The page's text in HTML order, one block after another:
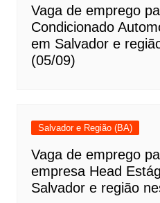
Vaga de emprego
Condicionado
em Salvador e
(05/09)
Salvador e Região (BA)
Vaga de emprego
empresa Head
Salvador e região